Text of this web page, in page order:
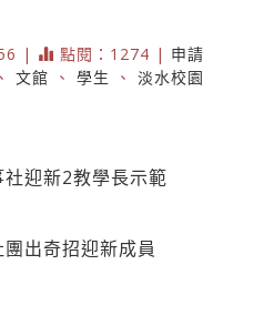
| 點閱：1274 | 申請
文館 、 學生 、 淡水校園
迎新2教學長示範
出奇招迎新成員